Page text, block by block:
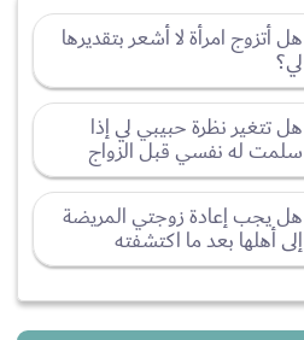
هل أتزوج امرأة لا أشعر بتقديرها
لي؟
هل تتغير نظرة حبيبي لي إذا
سلمت له نفسي قبل الزواج
هل يجب إعادة زوجتي المريضة
إلى أهلها بعد ما اكتشفته